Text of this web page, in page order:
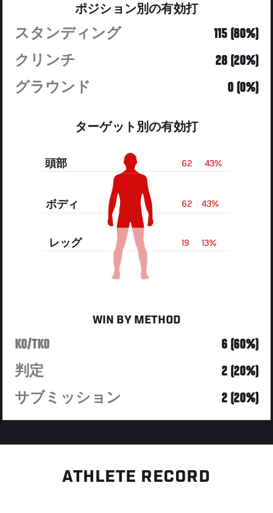
ポジション別の有効打
スタンディング
115 (80%)
クリンチ
28 (20%)
グラウンド
0 (0%)
ターゲット別の有効打
43%
62
頭部
43%
62
ボディ
13%
19
レッグ
WIN BY METHOD
KO/TKO
6 (60%)
判定
2 (20%)
サブミッション
2 (20%)
ATHLETE RECORD